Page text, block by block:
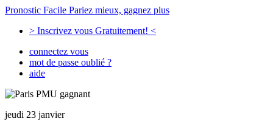
Pronostic Facile Pariez mieux, gagnez plus
> Inscrivez vous Gratuitement! <
connectez vous
mot de passe oublié ?
aide
jeudi 23 janvier